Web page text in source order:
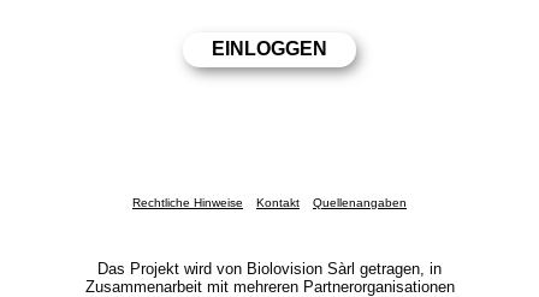
Rechtliche Hinweise Kontakt Quellenangaben
Das Projekt wird von Biolovision Sàrl getragen, in
Zusammenarbeit mit mehreren Partnerorganisationen